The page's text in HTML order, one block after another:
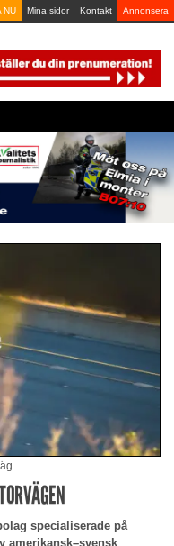
NU Mina sidor Kontakt Annonsera
specialiserade på
amerikansk–svensk